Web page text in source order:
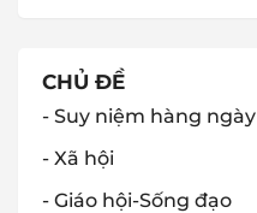
CHỦ ĐỀ
- Suy niệm hàng ngày
- Xã hội
- Giáo hội-Sống đạo